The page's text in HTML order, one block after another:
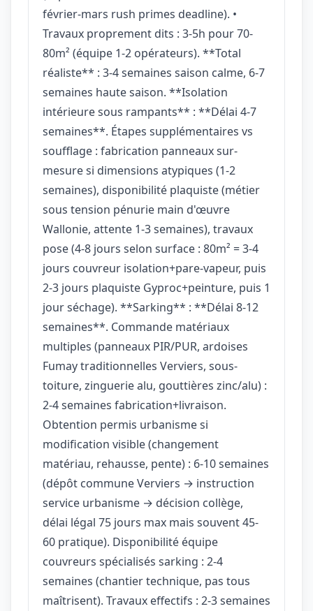
février-mars rush primes deadline). •
Travaux proprement dits : 3-5h pour 70-
80m² (équipe 1-2 opérateurs). **Total
réaliste** : 3-4 semaines saison calme, 6-7
semaines haute saison. **Isolation
intérieure sous rampants** : **Délai 4-7
semaines**. Étapes supplémentaires vs
soufflage : fabrication panneaux sur-
mesure si dimensions atypiques (1-2
semaines), disponibilité plaquiste (métier
sous tension pénurie main d'œuvre
Wallonie, attente 1-3 semaines), travaux
pose (4-8 jours selon surface : 80m² = 3-4
jours couvreur isolation+pare-vapeur, puis
2-3 jours plaquiste Gyproc+peinture, puis 1
jour séchage). **Sarking** : **Délai 8-12
semaines**. Commande matériaux
multiples (panneaux PIR/PUR, ardoises
Fumay traditionnelles Verviers, sous-
toiture, zinguerie alu, gouttières zinc/alu) :
2-4 semaines fabrication+livraison.
Obtention permis urbanisme si
modification visible (changement
matériau, rehausse, pente) : 6-10 semaines
(dépôt commune Verviers → instruction
service urbanisme → décision collège,
délai légal 75 jours max mais souvent 45-
60 pratique). Disponibilité équipe
couvreurs spécialisés sarking : 2-4
semaines (chantier technique, pas tous
maîtrisent). Travaux effectifs : 2-3 semaines